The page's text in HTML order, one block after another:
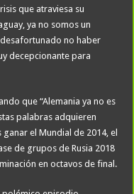
que atraviesa su
ya no somos un
no haber
decepcionante para
que “Alemania ya no es
palabras adquieren
el Mundial de 2014, el
de grupos de Rusia 2018
en octavos de final.